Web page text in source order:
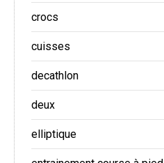
crocs
cuisses
decathlon
deux
elliptique